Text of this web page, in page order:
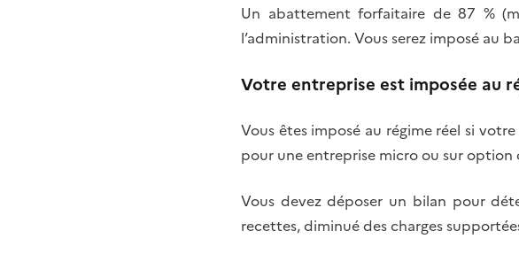
Un abattement forfaitaire de 87 %
l’administration. Vous serez imposé au
Votre entreprise est imposée au
Vous êtes imposé au régime réel si
pour une entreprise micro ou sur
Vous devez déposer un bilan pour
recettes, diminué des charges